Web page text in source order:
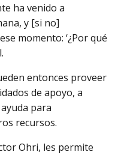
ha venido a
y [si no]
momento: ‘¿Por qué
entonces proveer
de apoyo, a
para
recursos.
Ohri, les permite